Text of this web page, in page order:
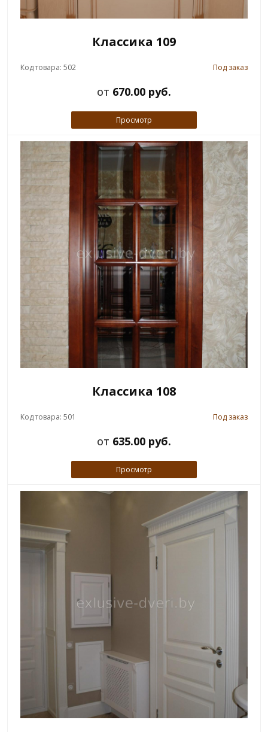
Классика 109
Код товара: 502 Под заказ
от 670.00 руб.
Просмотр
Классика 108
Код товара: 501 Под заказ
от 635.00 руб.
Просмотр